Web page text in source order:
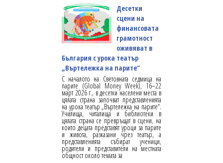
Десетки
сцени на
финансовата
грамотност
оживяват в
България с урока театър
„Въртележка на парите“
С началото на Световната седмица на
парите (Global Money Week), 16–22
март 2026 г., в десетки населени места в
цялата страна започват представленията
на урока театър „Въртележка на парите“.
Училища, читалища и библиотеки в
цялата страна се превръщат в сцени, на
които децата представят уроци за парите
и живота, разказани чрез театър, а
представленията събират ученици,
родители и представители на местната
общност около темата за